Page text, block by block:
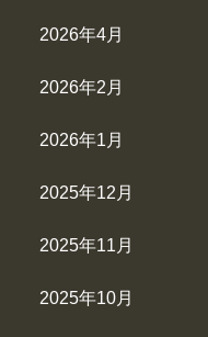
2026年4月
2026年2月
2026年1月
2025年12月
2025年11月
2025年10月